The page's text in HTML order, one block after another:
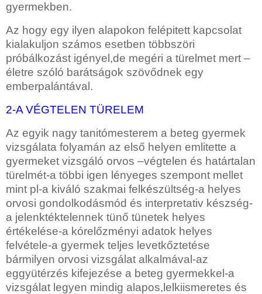
gyermekben.
Az hogy egy ilyen alapokon felépitett kapcsolat
kialakuljon számos esetben többszöri
próbálkozást igényel,de megéri a türelmet mert –
életre szóló barátságok szövődnek egy
emberpalántával.
2-A VÉGTELEN TÜRELEM
Az egyik nagy tanitómesterem a beteg gyermek
vizsgálata folyamán az első helyen emlitette a
gyermeket vizsgáló orvos –végtelen és határtalan
türelmét-a többi igen lényeges szempont mellet
mint pl-a kiváló szakmai felkészültség-a helyes
orvosi gondolkodásmód és interpretativ készség-
a jelenktéktelennek tünő tünetek helyes
értékelése-a kórelőzményi adatok helyes
felvétele-a gyermek teljes levetkőztetése
bármilyen orvosi vizsgálat alkalmával-az
eggyütérzés kifejezése a beteg gyermekkel-a
vizsgálat legyen mindig alapos,lelkiismeretes és